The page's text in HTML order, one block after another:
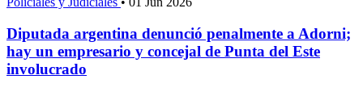
Diputada argentina denunció penalmente a Adorni;
hay un empresario y concejal de Punta del Este
involucrado